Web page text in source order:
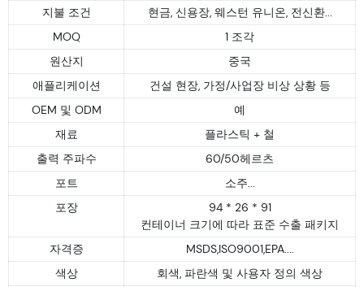
지불 조건
현금, 신용장, 웨스턴 유니온, 전신환...
MOQ
1 조각
원산지
중국
애플리케이션
건설 현장, 가정/사업장 비상 상황 등
OEM 및 ODM
예
재료
플라스틱 + 철
출력 주파수
60/50헤르츠
포트
소주...
포장
94 * 26 * 91
컨테이너 크기에 따라 표준 수출 패키지
자격증
MSDS,ISO9001,EPA....
색상
회색, 파란색 및 사용자 정의 색상